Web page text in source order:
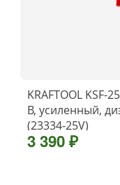
KRAFTOOL KSF-
В, усиленный,
(23334-25V)
3 390 ₽